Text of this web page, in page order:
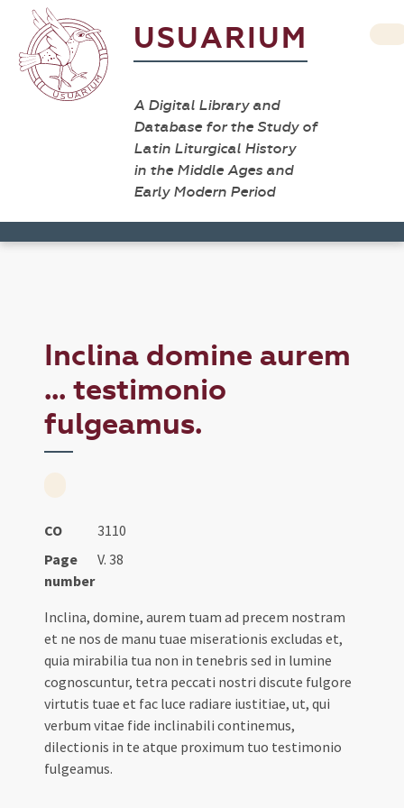
USUARIUM
A Digital Library and
Database for the Study of
Latin Liturgical History
in the Middle Ages and
Early Modern Period
Inclina domine aurem
... testimonio
fulgeamus.
CO
3110
Page
number
V. 38
Inclina, domine, aurem tuam ad precem nostram
et ne nos de manu tuae miserationis excludas et,
quia mirabilia tua non in tenebris sed in lumine
cognoscuntur, tetra peccati nostri discute fulgore
virtutis tuae et fac luce radiare iustitiae, ut, qui
verbum vitae fide inclinabili continemus,
dilectionis in te atque proximum tuo testimonio
fulgeamus.